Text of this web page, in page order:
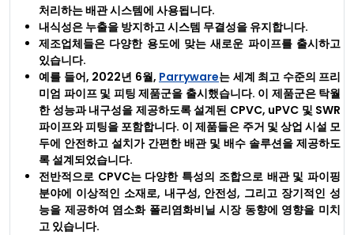
처리하는 배관 시스템에 사용됩니다.
내식성은 누출을 방지하고 시스템 무결성을 유지합니다.
제조업체들은 다양한 용도에 맞는 새로운 파이프를 출시하고
있습니다.
예를 들어, 2022년 6월, Parryware는 세계 최고 수준의 프리
미엄 파이프 및 피팅 제품군을 출시했습니다. 이 제품군은 탁월
한 성능과 내구성을 제공하도록 설계된 CPVC, uPVC 및 SWR
파이프와 피팅을 포함합니다. 이 제품들은 주거 및 상업 시설 모
두에 안전하고 설치가 간편한 배관 및 배수 솔루션을 제공하도
록 설계되었습니다.
전반적으로 CPVC는 다양한 특성의 조합으로 배관 및 파이핑
분야에 이상적인 소재로, 내구성, 안전성, 그리고 장기적인 성
능을 제공하여 염소화 폴리염화비닐 시장 동향에 영향을 미치
고 있습니다.